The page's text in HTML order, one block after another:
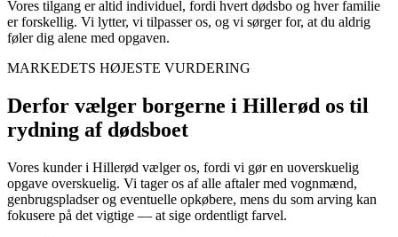
Vores tilgang er altid individuel, fordi hvert dødsbo og hver familie
er forskellig. Vi lytter, vi tilpasser os, og vi sørger for, at du aldrig
føler dig alene med opgaven.
MARKEDETS HØJESTE VURDERING
Derfor vælger borgerne i Hillerød os til
rydning af dødsboet
Vores kunder i Hillerød vælger os, fordi vi gør en uoverskuelig
opgave overskuelig. Vi tager os af alle aftaler med vognmænd,
genbrugspladser og eventuelle opkøbere, mens du som arving kan
fokusere på det vigtige — at sige ordentligt farvel.